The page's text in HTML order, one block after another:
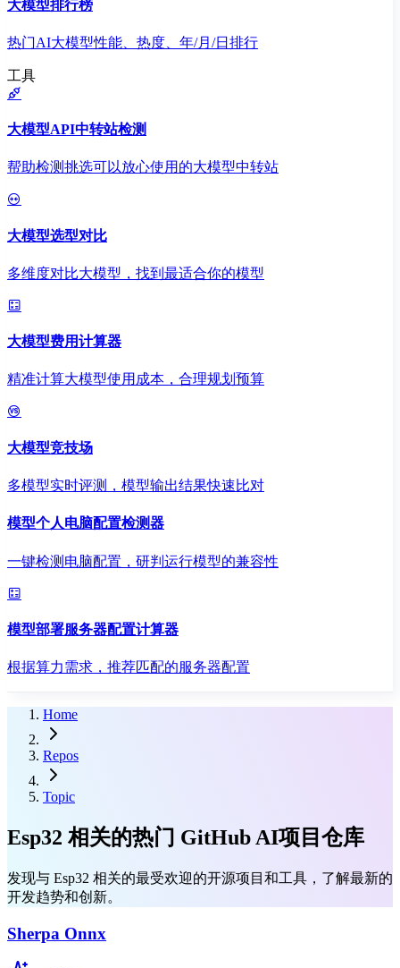
大模型排行榜
热门AI大模型性能、热度、年/月/日排行
工具
大模型API中转站检测
帮助检测挑选可以放心使用的大模型中转站
大模型选型对比
多维度对比大模型，找到最适合你的模型
大模型费用计算器
精准计算大模型使用成本，合理规划预算
大模型竞技场
多模型实时评测，模型输出结果快速比对
模型个人电脑配置检测器
一键检测电脑配置，研判运行模型的兼容性
模型部署服务器配置计算器
根据算力需求，推荐匹配的服务器配置
Home
Repos
Topic
Esp32 相关的热门 GitHub AI项目仓库
发现与 Esp32 相关的最受欢迎的开源项目和工具，了解最新的
开发趋势和创新。
Sherpa Onnx